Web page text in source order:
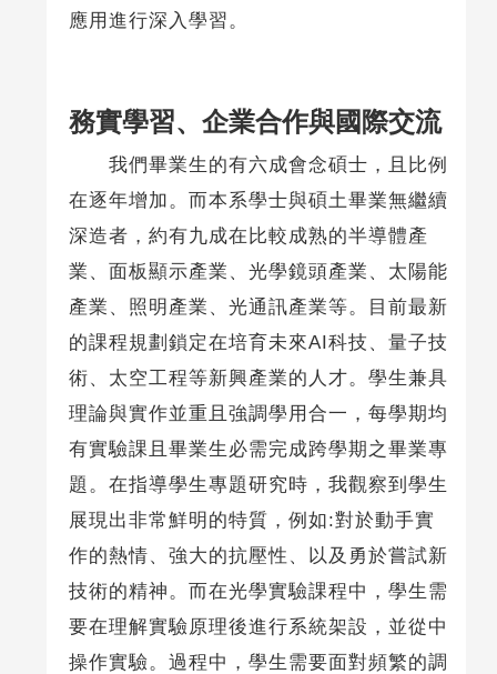
應用進行深入學習。
務實學習、企業合作與國際交流
我們畢業生的有六成會念碩士，且比例
在逐年增加。而本系學士與碩土畢業無繼續
深造者，約有九成在比較成熟的半導體產
業、面板顯示產業、光學鏡頭產業、太陽能
產業、照明產業、光通訊產業等。目前最新
的課程規劃鎖定在培育未來AI科技、量子技
術、太空工程等新興產業的人才。學生兼具
理論與實作並重且強調學用合一，每學期均
有實驗課且畢業生必需完成跨學期之畢業專
題。在指導學生專題研究時，我觀察到學生
展現出非常鮮明的特質，例如:對於動手實
作的熱情、強大的抗壓性、以及勇於嘗試新
技術的精神。而在光學實驗課程中，學生需
要在理解實驗原理後進行系統架設，並從中
操作實驗。過程中，學生需要面對頻繁的調